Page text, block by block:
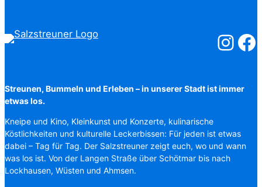
Streunen, Bummeln und Erleben – in unserer Stadt ist immer
etwas los.
Kneipe und Kino, Kleinkunst und Konzerte, kulinarische
Köstlichkeiten und kulturelle Leckerbissen: Für jeden ist etwas
dabei – Tag für Tag. Der Salzstreuner zeigt euch, wo und wann
was los ist. Von der Langen Straße über Schötmar bis nach
Lockhausen, Wüsten und Ahmsen.